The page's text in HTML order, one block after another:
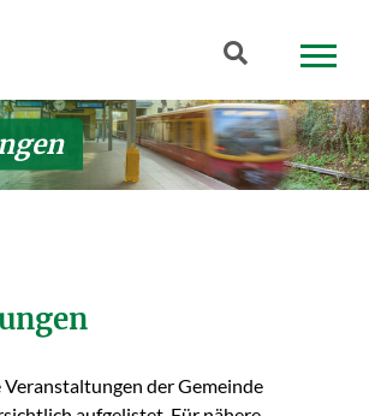
Suchbegriff
Veranstaltungen der Gemeinde